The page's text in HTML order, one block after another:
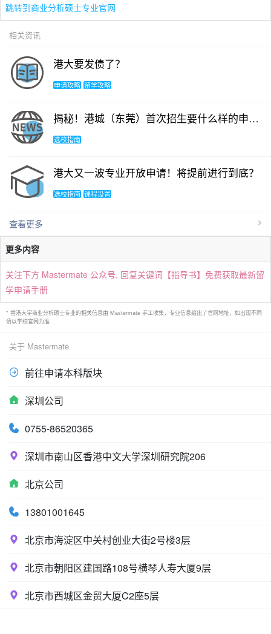
跳转到商业分析硕士专业官网
相关资讯
港大要发债了？
申请攻略 留学攻略
揭秘！港城（东莞）首次招生要什么样的申请者？
选校指南
港大又一波专业开放申请！将提前进行到底？
选校指南 课程设置
查看更多
更多内容
关注下方 Mastermate 公众号, 回复关键词【指导书】免费获取最新留
学申请手册
* 香港大学商业分析硕士专业的相关信息由 Mastermate 手工收集，专业信息给出了官网地址，如出现不同
请以学校官网为准
关于 Mastermate
前往申请本科版块
深圳公司
0755-86520365
深圳市南山区香港中文大学深圳研究院206
北京公司
13801001645
北京市海淀区中关村创业大街2号楼3层
北京市朝阳区建国路108号横琴人寿大厦9层
北京市西城区金贸大厦C2座5层